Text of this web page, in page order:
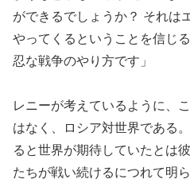
ができるでしょうか？ それは
やってくるということを信じ
忍な戦争のやり方です」
レニーが考えているように、
はなく、ロシア対世界である
ると世界が期待していたとは
たちが戦い続けるにつれて明